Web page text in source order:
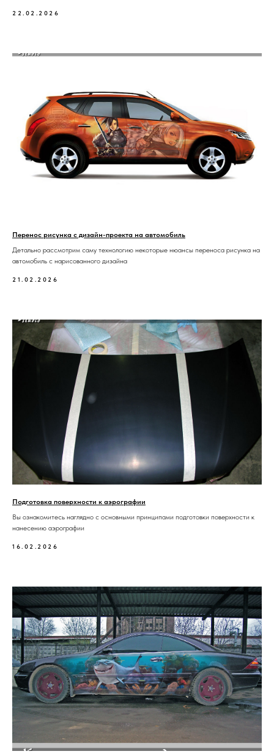
22.02.2026
Перенос рисунка с дизайн-проекта на автомобиль
Детально рассмотрим саму технологию некоторые нюансы переноса рисунка на
автомобиль с нарисованного дизайна
21.02.2026
Подготовка поверхности к аэрографии
Вы ознакомитесь наглядно с основными принципами подготовки поверхности к
нанесению аэрографии
16.02.2026